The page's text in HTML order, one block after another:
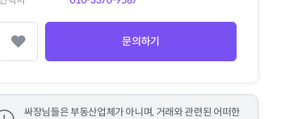
찜하기 문의하기
싸장님들은 부동산업체가 아니며, 거래와 관련된 어떠한